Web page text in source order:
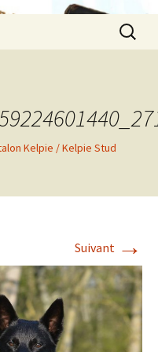
Kelpie / Kelpie Stud
Suivant →